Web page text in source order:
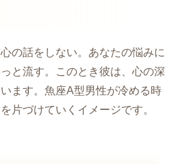
の話をしない。あなたの悩みに
と流す。このとき彼は、心の深
ます。魚座A型男性が冷める時
片づけていくイメージです。